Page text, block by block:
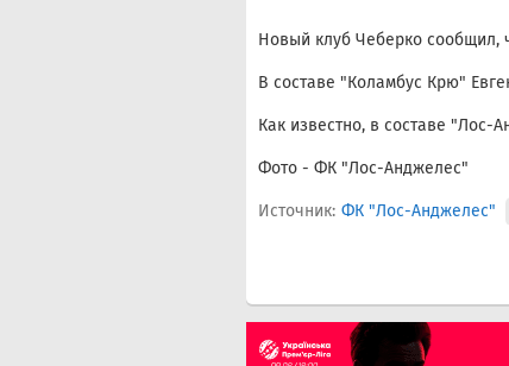
Новый клуб Чеберко сообщил,
В составе "Коламбус Крю"
Как известно, в составе "Лос-
Фото - ФК "Лос-Анджелес"
Источник: ФК "Лос-Анджелес"